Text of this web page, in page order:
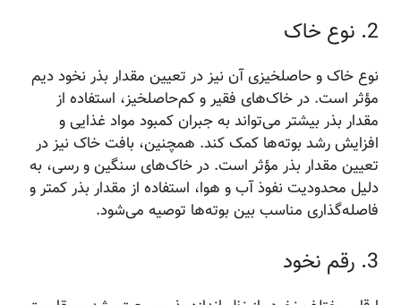
2. نوع خاک
نوع خاک و حاصلخیزی آن نیز در تعیین مقدار بذر نخود دیم
مؤثر است. در خاک‌های فقیر و کم‌حاصلخیز، استفاده از
مقدار بذر بیشتر می‌تواند به جبران کمبود مواد غذایی و
افزایش رشد بوته‌ها کمک کند. همچنین، بافت خاک نیز در
تعیین مقدار بذر مؤثر است. در خاک‌های سنگین و رسی، به
دلیل محدودیت نفوذ آب و هوا، استفاده از مقدار بذر کمتر و
فاصله‌گذاری مناسب بین بوته‌ها توصیه می‌شود.
3. رقم نخود